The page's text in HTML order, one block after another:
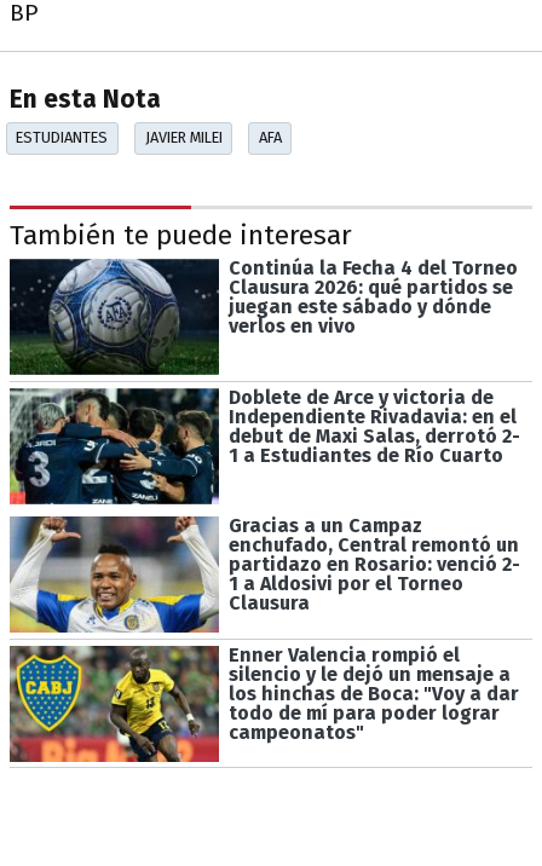
BP
En esta Nota
ESTUDIANTES JAVIER MILEI AFA
También te puede interesar
Continúa la Fecha 4 del Torneo
Clausura 2026: qué partidos se
juegan este sábado y dónde
verlos en vivo
Doblete de Arce y victoria de
Independiente Rivadavia: en el
debut de Maxi Salas, derrotó 2-
1 a Estudiantes de Río Cuarto
Gracias a un Campaz
enchufado, Central remontó un
partidazo en Rosario: venció 2-
1 a Aldosivi por el Torneo
Clausura
Enner Valencia rompió el
silencio y le dejó un mensaje a
los hinchas de Boca: "Voy a dar
todo de mí para poder lograr
campeonatos"